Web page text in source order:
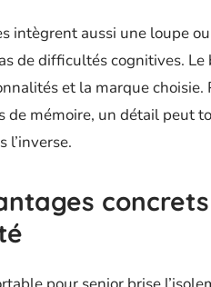
intègrent aussi une loupe
de difficultés cognitives.
et la marque
de mémoire, un détail peut
l’inverse.